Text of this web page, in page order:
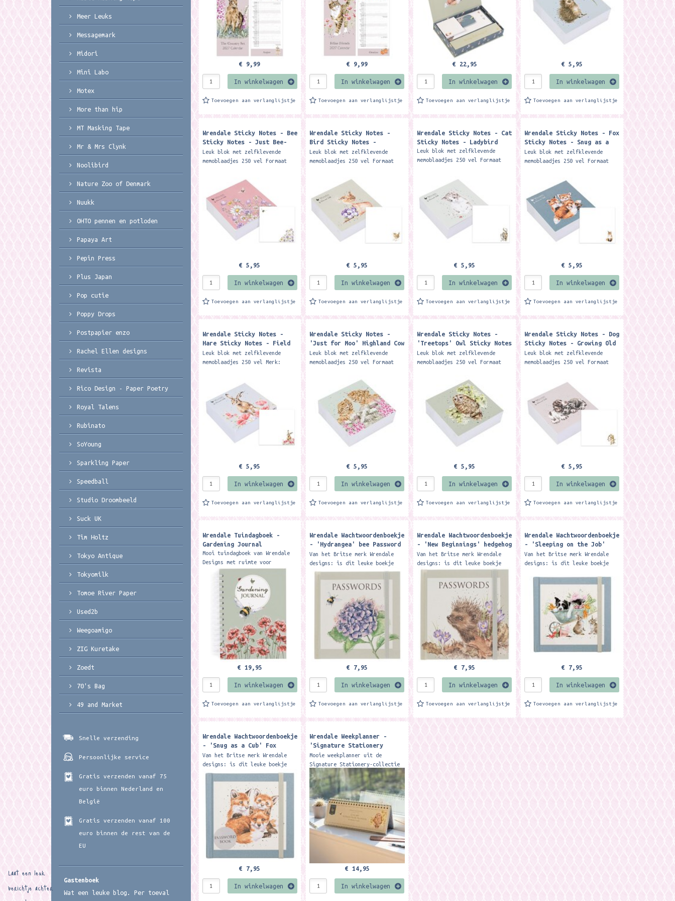
€ 9,99
In winkelwagen
Toevoegen aan verlanglijstje
€ 9,99
In winkelwagen
Toevoegen aan verlanglijstje
€ 22,95
In winkelwagen
Toevoegen aan verlanglijstje
€ 5,95
In winkelwagen
Toevoegen aan verlanglijstje
Wrendale Sticky Notes - Bee
Sticky Notes - Just Bee-
cause
Leuk blok met zelfklevende
memoblaadjes 250 vel Formaat
Wrendale Designs This helpful
sticky note block...
€ 5,95
In winkelwagen
Toevoegen aan verlanglijstje
Wrendale Sticky Notes -
Bird Sticky Notes -
Pottering About
Leuk blok met zelfklevende
memoblaadjes 250 vel Formaat
Wrendale Designs This helpful
sticky note block...
€ 5,95
In winkelwagen
Toevoegen aan verlanglijstje
Wrendale Sticky Notes - Cat
Sticky Notes - Ladybird
Leuk blok met zelfklevende
memoblaadjes 250 vel Formaat
sticky note block...
€ 5,95
In winkelwagen
Toevoegen aan verlanglijstje
Wrendale Sticky Notes - Fox
Sticky Notes - Snug as a
Cub
Leuk blok met zelfklevende
memoblaadjes 250 vel Formaat
sticky note block...
€ 5,95
In winkelwagen
Toevoegen aan verlanglijstje
Wrendale Sticky Notes -
Hare Sticky Notes - Field
of Flowers
Leuk blok met zelfklevende
memoblaadjes 250 vel Merk:
gorgeous 'Field of...
€ 5,95
In winkelwagen
Toevoegen aan verlanglijstje
Wrendale Sticky Notes -
'Just for Moo' Highland Cow
Sticky Notes ​
Leuk blok met zelfklevende
memoblaadjes 250 vel Formaat
Wrendale Designs This handy
sticky note block,...
€ 5,95
In winkelwagen
Toevoegen aan verlanglijstje
Wrendale Sticky Notes -
'Treetops' Owl Sticky Notes
Leuk blok met zelfklevende
memoblaadjes 250 vel Formaat
Wrendale Designs This handy
sticky note block,...
€ 5,95
In winkelwagen
Toevoegen aan verlanglijstje
Wrendale Sticky Notes - Dog
Sticky Notes - Growing Old
Together
Leuk blok met zelfklevende
memoblaadjes 250 vel Formaat
sticky note block...
€ 5,95
In winkelwagen
Toevoegen aan verlanglijstje
Wrendale Tuindagboek -
Gardening Journal
Mooi tuindagboek van Wrendale
Designs met ruimte voor
notities, planning, plannen en
recepten. Met heel hanidige
tuintips. Spiral bound and
fully...
€ 19,95
In winkelwagen
Toevoegen aan verlanglijstje
Wrendale Wachtwoordenboekje
- 'Hydrangea' bee Password
Book
Van het Britse merk Wrendale
designs: is dit leuke boekje
waarin jij al je wachtwoorden
op kunt schrijven. Per website
kun je bijhouden wat je...
€ 7,95
In winkelwagen
Toevoegen aan verlanglijstje
Wrendale Wachtwoordenboekje
- 'New Beginnings' hedgehog
Password Book
Van het Britse merk Wrendale
designs: is dit leuke boekje
waarin jij al je wachtwoorden
op kunt schrijven. Per website
kun je bijhouden wat je...
€ 7,95
In winkelwagen
Toevoegen aan verlanglijstje
Wrendale Wachtwoordenboekje
- 'Sleeping on the Job'
Border Collie and Rabbit
Password Book ​
Van het Britse merk Wrendale
designs: is dit leuke boekje
kun je bijhouden wat je...
€ 7,95
In winkelwagen
Toevoegen aan verlanglijstje
Wrendale Wachtwoordenboekje
- 'Snug as a Cub' Fox
Password Book
Van het Britse merk Wrendale
designs: is dit leuke boekje
waarin jij al je wachtwoorden
op kunt schrijven. Per website
kun je bijhouden wat je...
€ 7,95
In winkelwagen
Wrendale Weekplanner -
'Signature Stationery
Weekly Desk Planner
Mooie weekplanner uit de
Signature Stationery-collectie
van Wrendale Designs. De
prachtig geïllustreerde
pagina's en de handige
indeling...
€ 14,95
In winkelwagen
Meer Leuks
Messagemark
Midori
Mini Labo
Motex
More than hip
MT Masking Tape
Mr & Mrs Clynk
Noolibird
Nature Zoo of Denmark
Nuukk
OHTO pennen en potloden
Papaya Art
Pepin Press
Plus Japan
Pop cutie
Poppy Drops
Postpapier enzo
Rachel Ellen designs
Revista
Rico Design - Paper Poetry
Royal Talens
Rubinato
SoYoung
Sparkling Paper
Speedball
Studio Droombeeld
Suck UK
Tim Holtz
Tokyo Antique
Tokyomilk
Tomoe River Paper
Used2b
Weegoamigo
ZIG Kuretake
Zoedt
70's Bag
49 and Market
Snelle verzending
Persoonlijke service
Gratis verzenden vanaf 75
euro binnen Nederland en
België
Gratis verzenden vanaf 100
euro binnen de rest van de
EU
Gastenboek
Wat een leuke blog. Per toeval
Laat een leuk
berichtje achter